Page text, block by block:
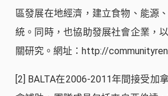
區發展在地經濟，建立食物、能源
統。同時，也協助發展社會企業，
關研究。網址：http://
[2] BALTA在2006-2011年間接受加